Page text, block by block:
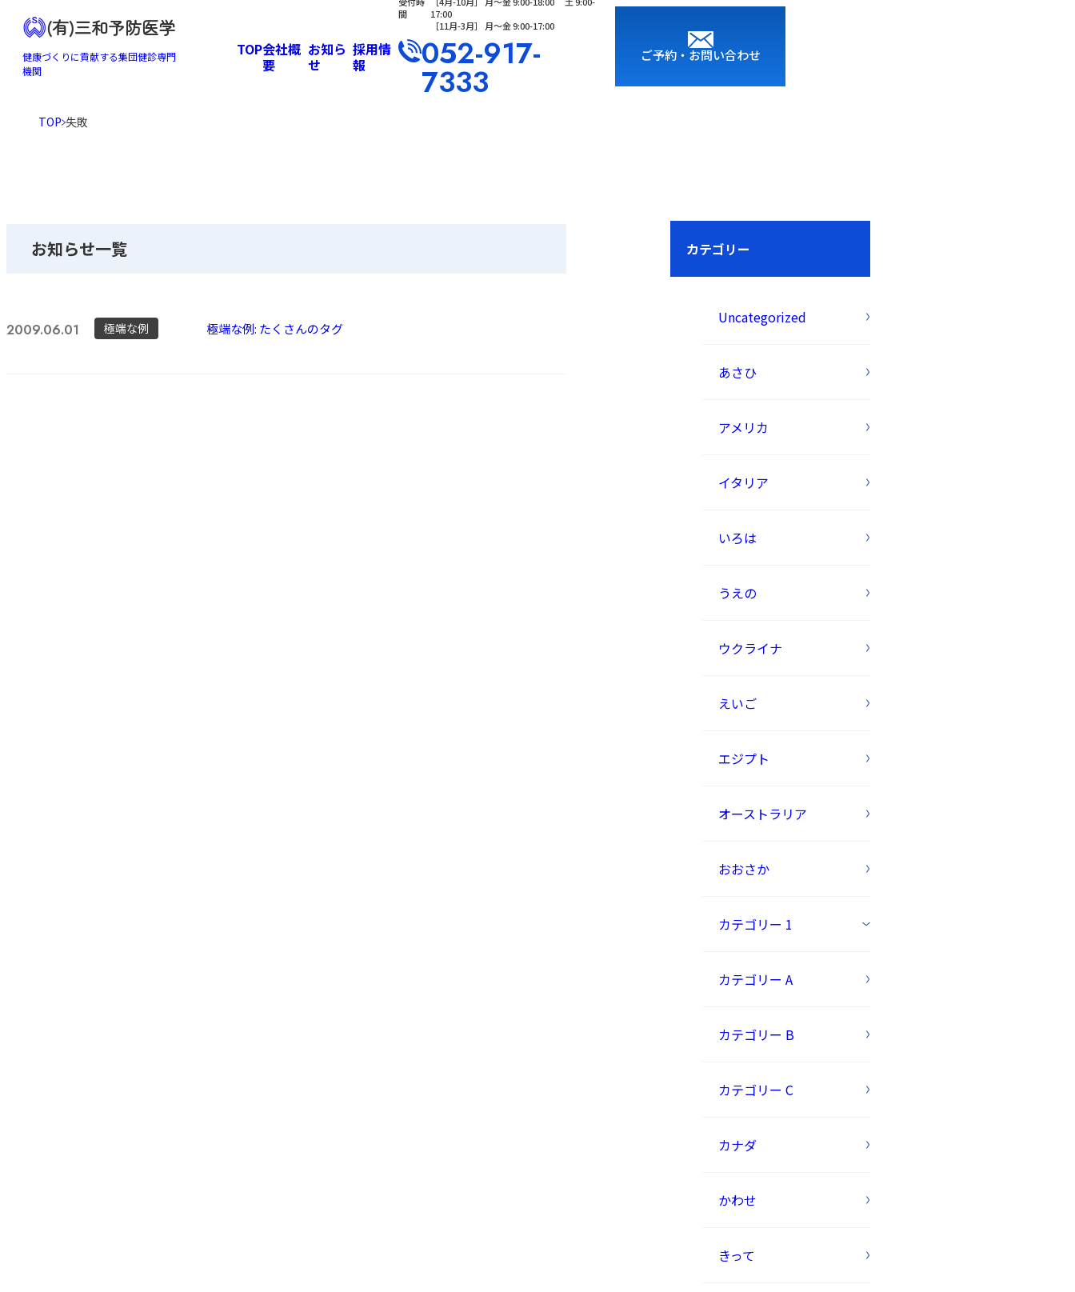
(有)三和予防医学
健康づくりに貢献する集団健診専門
機関
TOP会社概
要
お知ら
せ
採用情
報
間
17:00
［11⽉-3⽉］ ⽉〜⾦ 9:00-17:00
052-917-
7333
ご予約・お問い合わせ
TOP 失敗
お知らせ一覧
2009.06.01 極端な例 極端な例: たくさんのタグ
カテゴリー
Uncategorized
あさひ
アメリカ
イタリア
いろは
うえの
ウクライナ
えいご
エジプト
オーストラリア
おおさか
カテゴリー 1
カテゴリー A
カテゴリー B
カテゴリー C
カナダ
かわせ
きって